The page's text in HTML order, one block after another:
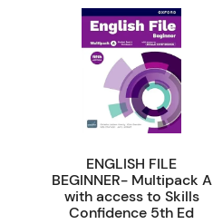
ENGLISH FILE
BEGINNER- Multipack A
with access to Skills
Confidence 5th Ed